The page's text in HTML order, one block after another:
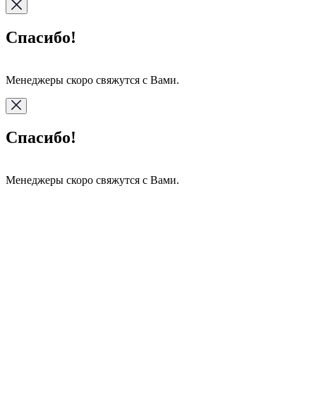
Спасибо!
Менеджеры скоро свяжутся с Вами.
Спасибо!
Менеджеры скоро свяжутся с Вами.